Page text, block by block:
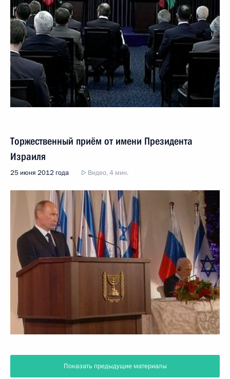
Торжественный приём от имени Президента
Израиля
25 июня 2012 года Видео, 4 мин.
Показать предыдущие материалы